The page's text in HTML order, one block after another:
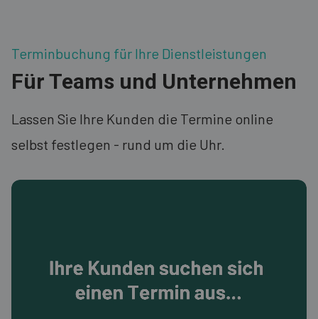
Terminbuchung für Ihre Dienstleistungen
Für Teams und Unternehmen
Lassen Sie Ihre Kunden die Termine online
selbst festlegen - rund um die Uhr.